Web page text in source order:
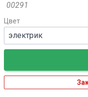
00291
Цвет